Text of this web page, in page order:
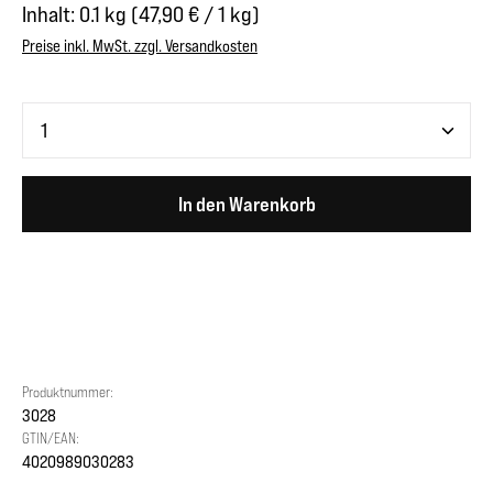
Inhalt: 0.1 kg (47,90 € / 1 kg)
Preise inkl. MwSt. zzgl. Versandkosten
In den Warenkorb
Produktnummer:
3028
GTIN/EAN:
4020989030283